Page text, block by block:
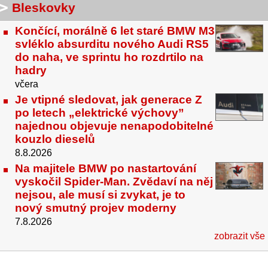
Bleskovky
Končící, morálně 6 let staré BMW M3
svléklo absurditu nového Audi RS5
do naha, ve sprintu ho rozdrtilo na
hadry
včera
Je vtipné sledovat, jak generace Z
po letech „elektrické výchovy”
najednou objevuje nenapodobitelné
kouzlo dieselů
8.8.2026
Na majitele BMW po nastartování
vyskočil Spider-Man. Zvědaví na něj
nejsou, ale musí si zvykat, je to
nový smutný projev moderny
7.8.2026
zobrazit vše